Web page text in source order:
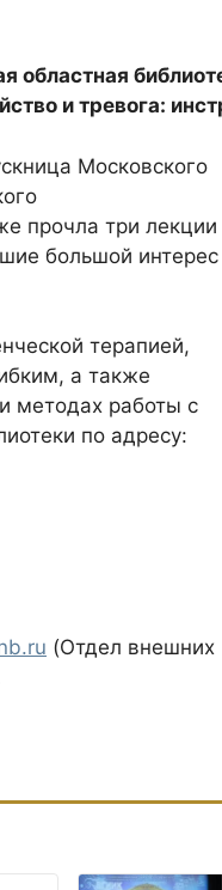
областная
и тревога:
Московского
прочла три лекции
большой интерес
терапией,
а также
методах работы с
по адресу:
(Отдел внешних